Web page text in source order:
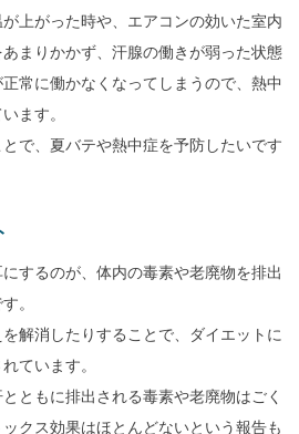
上がった時や、エアコンの効いた室内
まりかかず、汗腺の働きが弱った状態
常に働かなくなってしまうので、熱中
ます。
で、夏バテや熱中症を予防したいです
するのが、体内の毒素や老廃物を排出
。
解消したりすることで、ダイエットに
ています。
ともに排出される毒素や老廃物はごく
クス効果はほとんどないという報告も